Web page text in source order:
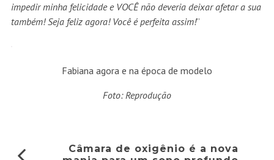
impedir minha felicidade e VOCÊ não deveria deixar afetar a sua
também! Seja feliz agora! Você é perfeita assim!”
Fabiana agora e na época de modelo
Foto: Reprodução
Câmara de oxigênio é a nova